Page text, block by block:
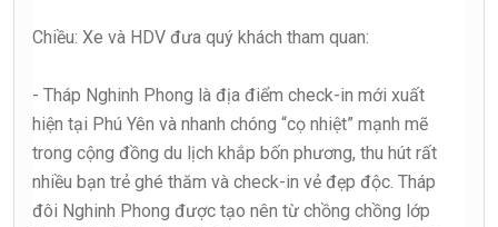
Chiều: Xe và HDV đưa quý khách tham quan:
- Tháp Nghinh Phong là địa điểm check-in mới xuất
hiện tại Phú Yên và nhanh chóng “cọ nhiệt” mạnh mẽ
trong cộng đồng du lịch khắp bốn phương, thu hút rất
nhiều bạn trẻ ghé thăm và check-in vẻ đẹp độc. Tháp
đôi Nghinh Phong được tạo nên từ chồng chồng lớp